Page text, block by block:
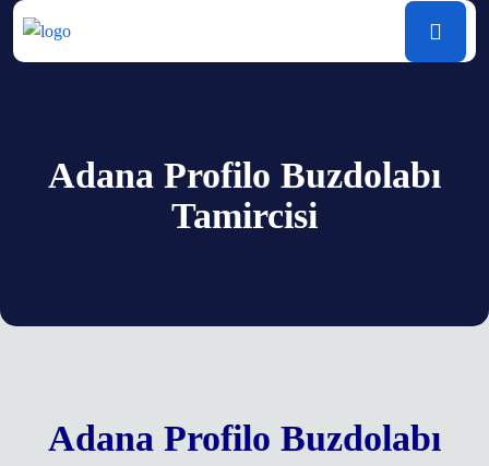
Adana Profilo Buzdolabı
Tamircisi
Adana Profilo Buzdolabı